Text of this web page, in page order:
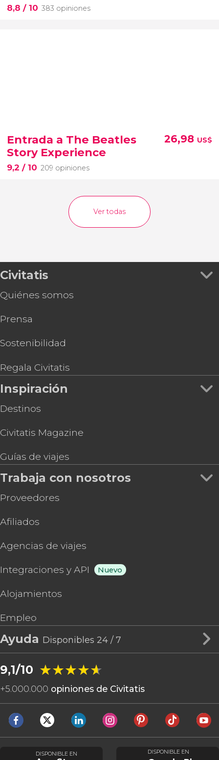
8,8 / 10 383 opiniones
Entrada a The Beatles
Story Experience
9,2 / 10 209 opiniones
26,98 US$
Ver todas
Civitatis
Quiénes somos
Prensa
Sostenibilidad
Regala Civitatis
Inspiración
Destinos
Civitatis Magazine
Guías de viajes
Trabaja con nosotros
Proveedores
Afiliados
Agencias de viajes
Integraciones y API Nuevo
Alojamientos
Empleo
Ayuda Disponibles 24 / 7
9,1/10 ★★★★★
★★★★★
+5.000.000 opiniones de Civitatis
DISPONIBLE EN DISPONIBLE EN